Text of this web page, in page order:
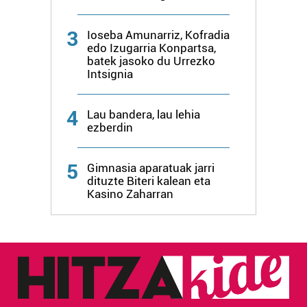
3
Ioseba Amunarriz, Kofradia
edo Izugarria Konpartsa,
batek jasoko du Urrezko
Intsignia
4
Lau bandera, lau lehia
ezberdin
5
Gimnasia aparatuak jarri
dituzte Biteri kalean eta
Kasino Zaharran